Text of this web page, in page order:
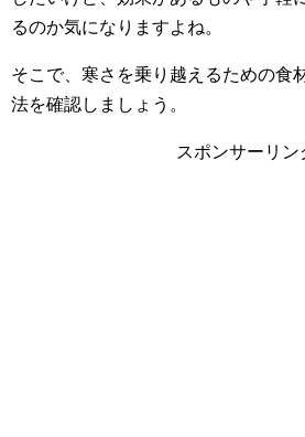
るのか気になりますよね。
そこで、寒さを乗り越えるための食
法を確認しましょう。
スポンサーリン